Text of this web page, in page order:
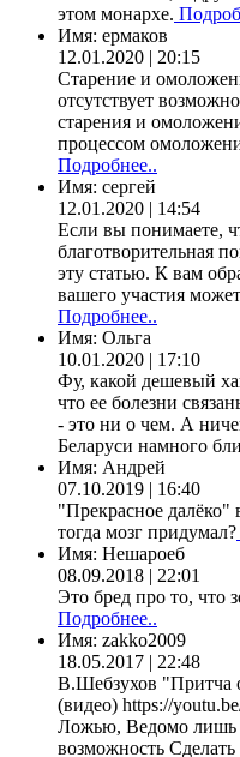
этом монархе.
Имя: ермаков
12.01.2020 | 20:15
Старение и
отсутствует
старения и
процессом
Подробнее..
Имя: сергей
12.01.2020 | 14:54
Если вы понимаете,
благотворительная
эту статью. К вам
вашего участия
Подробнее..
Имя: Ольга
10.01.2020 | 17:10
Фу, какой дешевый
что ее болезни
- это ни о чем. А
Беларуси намного
Имя: Андрей
07.10.2019 | 16:40
"Прекрасное
тогда мозг придумал?
Имя: Нешароеб
08.09.2018 | 22:01
Это бред про то, что
Подробнее..
Имя: zakko2009
18.05.2017 | 22:48
В.Шебзухов "Притча
(видео) https://
Ложью, Ведомо лишь
возможность